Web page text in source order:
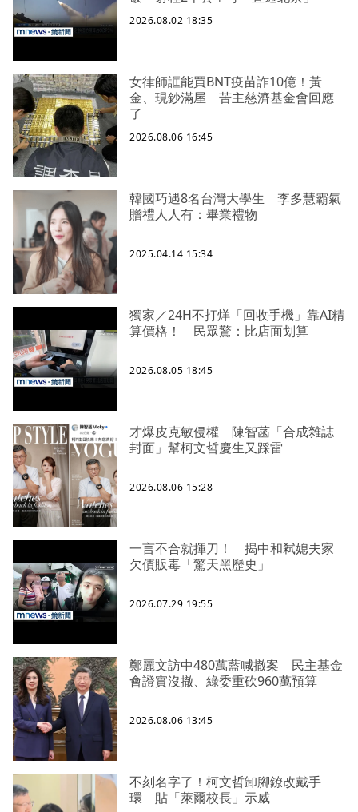
2026.08.02 18:35
女律師誆能買BNT疫苗詐10億！黃
金、現鈔滿屋 苦主慈濟基金會回應
了
2026.08.06 16:45
韓國巧遇8名台灣大學生 李多慧霸氣
贈禮人人有：畢業禮物
2025.04.14 15:34
獨家／24H不打烊「回收手機」靠AI精
算價格！ 民眾驚：比店面划算
2026.08.05 18:45
才爆皮克敏侵權 陳智菡「合成雜誌
封面」幫柯文哲慶生又踩雷
2026.08.06 15:28
一言不合就揮刀！ 揭中和弒媳夫家
欠債販毒「驚天黑歷史」
2026.07.29 19:55
鄭麗文訪中480萬藍喊撤案 民主基金
會證實沒撤、綠委重砍960萬預算
2026.08.06 13:45
不刻名字了！柯文哲卸腳鐐改戴手
環 貼「萊爾校長」示威